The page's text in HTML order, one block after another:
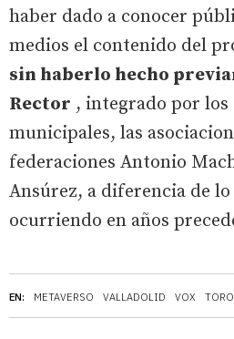
EN: METAVERSO VALLADOLID VOX
haber dado a conocer
medios el contenido del
sin haberlo hecho
Rector , integrado por los
municipales, las
federaciones Antonio
Ansúrez, a diferencia de
ocurriendo en años